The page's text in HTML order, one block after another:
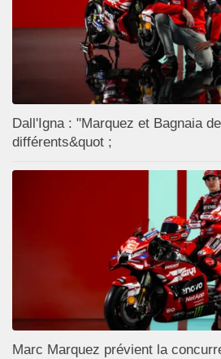
Dall'Igna : "Marquez et Bagnaia
différents&quot ;
Marc Marquez prévient la